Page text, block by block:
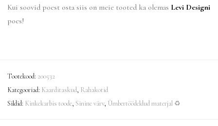
Kui soovid poest osta siis on meie tooted ka olemas Levi Designi
poes!
Tootekood: 200532
Kategooriad: Kaarditaskud, Rahakotid
Sildid: Kinkekarbis toode, Sinine värv, Ümbertöödeldud materjal ♻